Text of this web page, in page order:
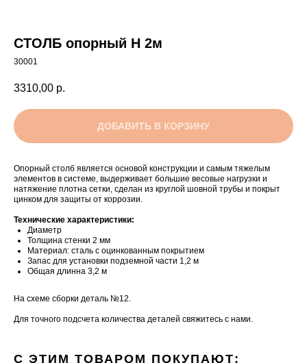
СТОЛБ опорный H 2м
30001
3310,00 р.
ДОБАВИТЬ В КОРЗИНУ
Опорный столб является основой конструкции и самым тяжелым
элементов в системе, выдерживает большие весовые нагрузки и
натяжение плотна сетки, сделан из круглой шовной трубы и покрыт
цинком для защиты от коррозии.
Технические характеристики:
Диаметр
Толщина стенки 2 мм
Материал: сталь с оцинкованным покрытием
Запас для установки подземной части 1,2 м
Общая длинна 3,2 м
На схеме сборки деталь №12.
Для точного подсчета количества деталей свяжитесь с нами.
С ЭТИМ ТОВАРОМ ПОКУПАЮТ: